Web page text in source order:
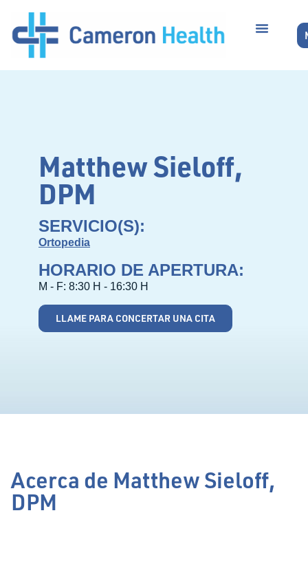
Matthew Sieloff,
DPM
SERVICIO(S):
Ortopedia
HORARIO DE APERTURA:
M - F: 8:30 H - 16:30 H
LLAME PARA CONCERTAR UNA CITA
Acerca de Matthew Sieloff,
DPM